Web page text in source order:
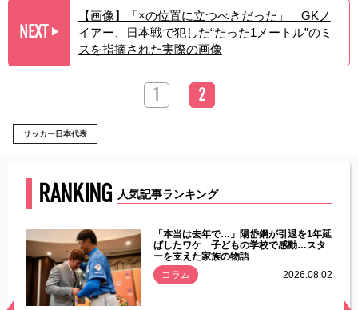
NEXT ▶︎
【画像】「×の位置に立つべきだった」 GKノ
イアー、日本戦で犯した“たった1メートル”のミ
スを指摘された実際の画像
1 2
サッカー日本代表
RANKING 人気記事ランキング
「本当は去年で…」陽岱鋼が引退を1年延
ばしたワケ 子どもの学校で感動…スタ
ーを支えた家族の物語
コラム
2026.08.02